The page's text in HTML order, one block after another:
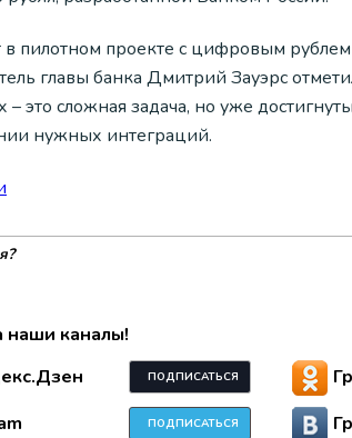
в пилотном проекте с цифровым
главы банка Дмитрий Зауэрс
это сложная задача, но уже
нужных интеграций.
наши каналы!
ПОДПИСАТЬСЯ
ПОДПИСАТЬСЯ